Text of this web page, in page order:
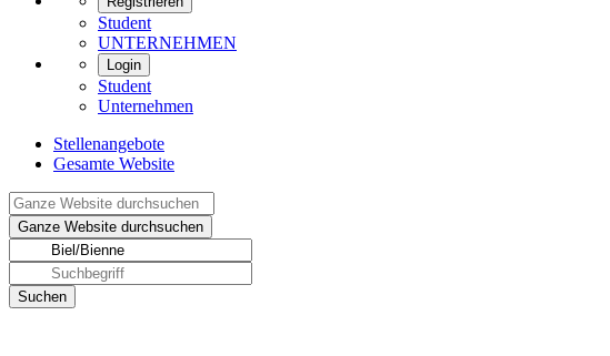
Student
UNTERNEHMEN
Login
Student
Unternehmen
Stellenangebote
Gesamte Website